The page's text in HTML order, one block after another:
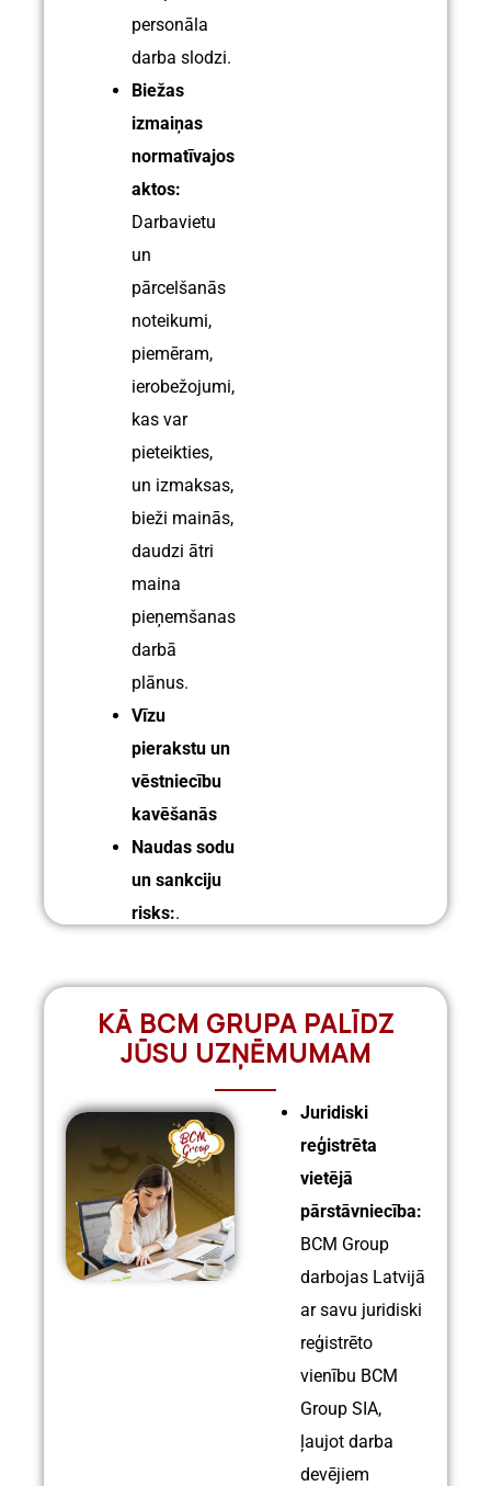
personāla
darba slodzi.
Biežas
izmaiņas
normatīvajos
aktos:
Darbavietu
un
pārcelšanās
noteikumi,
piemēram,
ierobežojumi,
kas var
pieteikties,
un izmaksas,
bieži mainās,
daudzi ātri
maina
pieņemšanas
darbā
plānus.
Vīzu
pierakstu un
vēstniecību
kavēšanās
Naudas sodu
un sankciju
risks:.
KĀ BCM GRUPA PALĪDZ
JŪSU UZŅĒMUMAM
Juridiski
reģistrēta
vietējā
pārstāvniecība:
BCM Group
darbojas Latvijā
ar savu juridiski
reģistrēto
vienību BCM
Group SIA,
ļaujot darba
devējiem